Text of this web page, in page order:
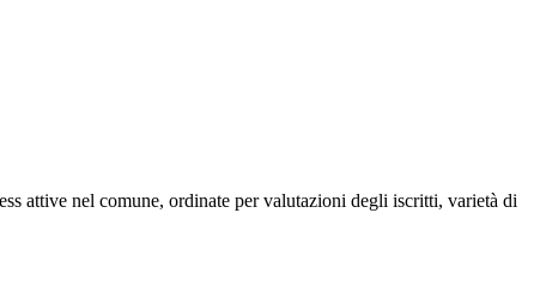
attive nel comune, ordinate per valutazioni degli iscritti, varietà di